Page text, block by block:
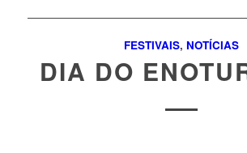
FESTIVAIS, NOTÍCIAS
DIA DO